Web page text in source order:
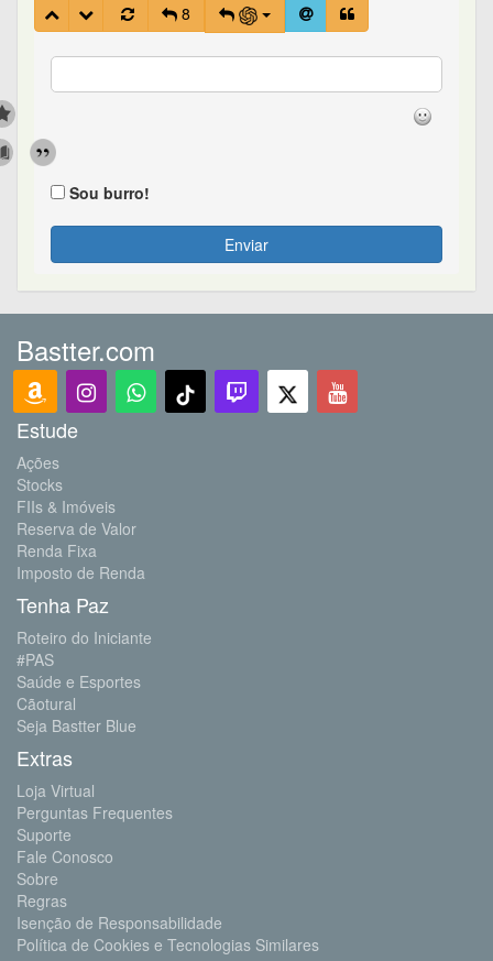
8
Sou burro!
Enviar
Bastter.com
Estude
Ações
Stocks
FIIs & Imóveis
Reserva de Valor
Renda Fixa
Imposto de Renda
Tenha Paz
Roteiro do Iniciante
#PAS
Saúde e Esportes
Cãotural
Seja Bastter Blue
Extras
Loja Virtual
Perguntas Frequentes
Suporte
Fale Conosco
Sobre
Regras
Isenção de Responsabilidade
Política de Cookies e Tecnologias Similares